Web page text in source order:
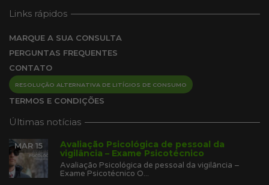
Links rápidos
MARQUE A SUA CONSULTA
PERGUNTAS FREQUENTES
CONTATO
RESOLUÇÃO ALTERNATIVA DE LITÍGIOS DE CONSUMO
TERMOS E CONDIÇÕES
Últimas notícias
Avaliação Psicológica de pessoal da
vigilância – Exame Psicotécnico
MAR 15
Avaliação Psicológica de pessoal da vigilância –
Exame Psicotécnico O...